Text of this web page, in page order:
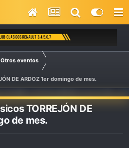
Otros eventos
DE ARDOZ 1er domingo de mes.
TORREJÓN DE
de mes.